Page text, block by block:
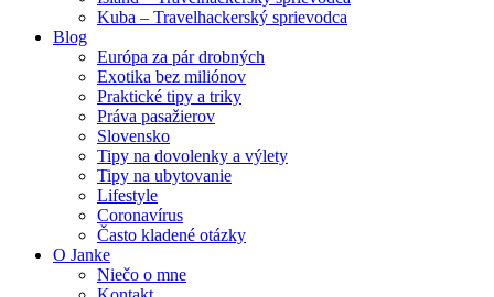
Kuba – Travelhackerský sprievodca
Blog
Európa za pár drobných
Exotika bez miliónov
Praktické tipy a triky
Práva pasažierov
Slovensko
Tipy na dovolenky a výlety
Tipy na ubytovanie
Lifestyle
Coronavírus
Často kladené otázky
O Janke
Niečo o mne